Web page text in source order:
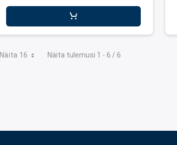
Näita 16 Näita tulemusi 1 - 6 / 6